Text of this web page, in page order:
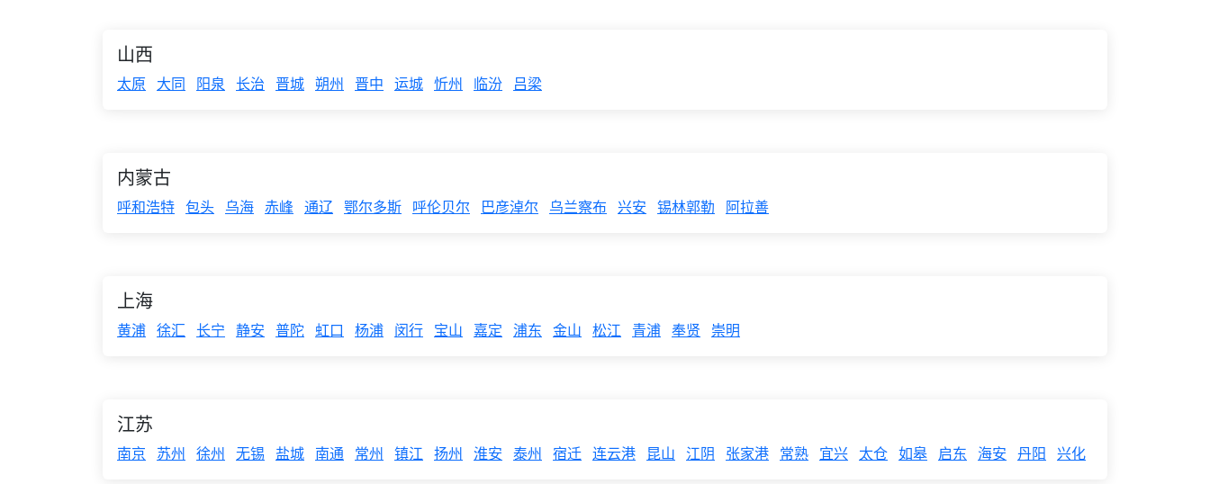
山西
太原 大同 阳泉 长治 晋城 朔州 晋中 运城 忻州 临汾 吕梁
内蒙古
呼和浩特 包头 乌海 赤峰 通辽 鄂尔多斯 呼伦贝尔 巴彦淖尔 乌兰察布 兴安 锡林郭勒 阿拉善
上海
黄浦 徐汇 长宁 静安 普陀 虹口 杨浦 闵行 宝山 嘉定 浦东 金山 松江 青浦 奉贤 崇明
江苏
南京 苏州 徐州 无锡 盐城 南通 常州 镇江 扬州 淮安 泰州 宿迁 连云港 昆山 江阴 张家港 常熟 宜兴 太仓 如皋 启东 海安 丹阳 兴化